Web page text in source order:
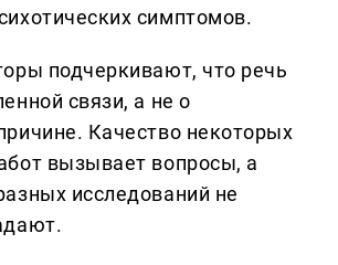
симптомов.
подчеркивают, что речь
связи, а не о
Качество некоторых
вызывает вопросы, а
исследований не